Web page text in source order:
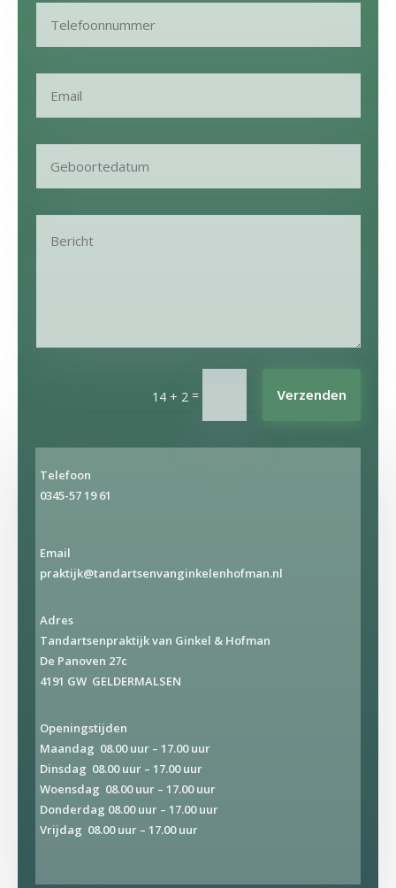
14 + 2 = Verzenden
Telefoon
0345-57 19 61
Email
praktijk@tandartsenvanginkelenhofman.nl
Adres
Tandartsenpraktijk van Ginkel & Hofman
De Panoven 27c
4191 GW GELDERMALSEN
Openingstijden
Maandag 08.00 uur – 17.00 uur
Dinsdag 08.00 uur – 17.00 uur
Woensdag 08.00 uur – 17.00 uur
Donderdag 08.00 uur – 17.00 uur
Vrijdag 08.00 uur – 17.00 uur